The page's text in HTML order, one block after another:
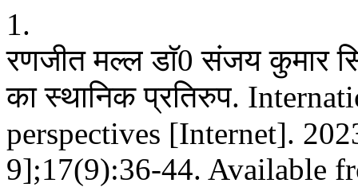
1.
रणजीत मल्ल डाॅ0 संजय कुमार
का स्थानिक प्रतिरुप.
perspectives [Internet].
9];17(9):36-44. Available